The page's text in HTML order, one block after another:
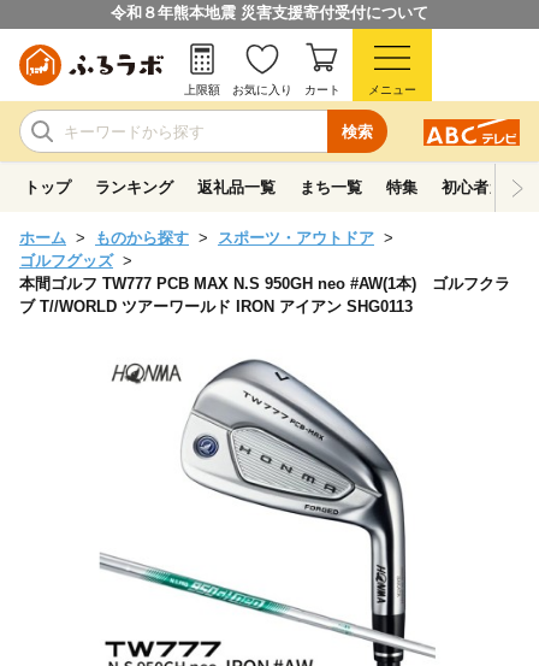
令和８年熊本地震 災害支援寄付受付について
検索
上限額 お気に入り カート メニュー
トップ ランキング 返礼品一覧 まち一覧 特集 初心者ガイド
ホーム ものから探す
スポーツ・アウトドア
ゴルフグッズ
本間ゴルフ TW777 PCB MAX N.S 950GH neo #AW(1本) ゴルフクラ
ブ T//WORLD ツアーワールド IRON アイアン SHG0113